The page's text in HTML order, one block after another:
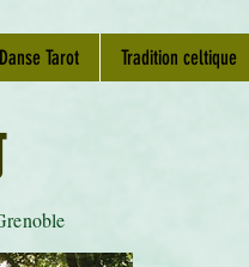
Danse Tarot Tradition celtique